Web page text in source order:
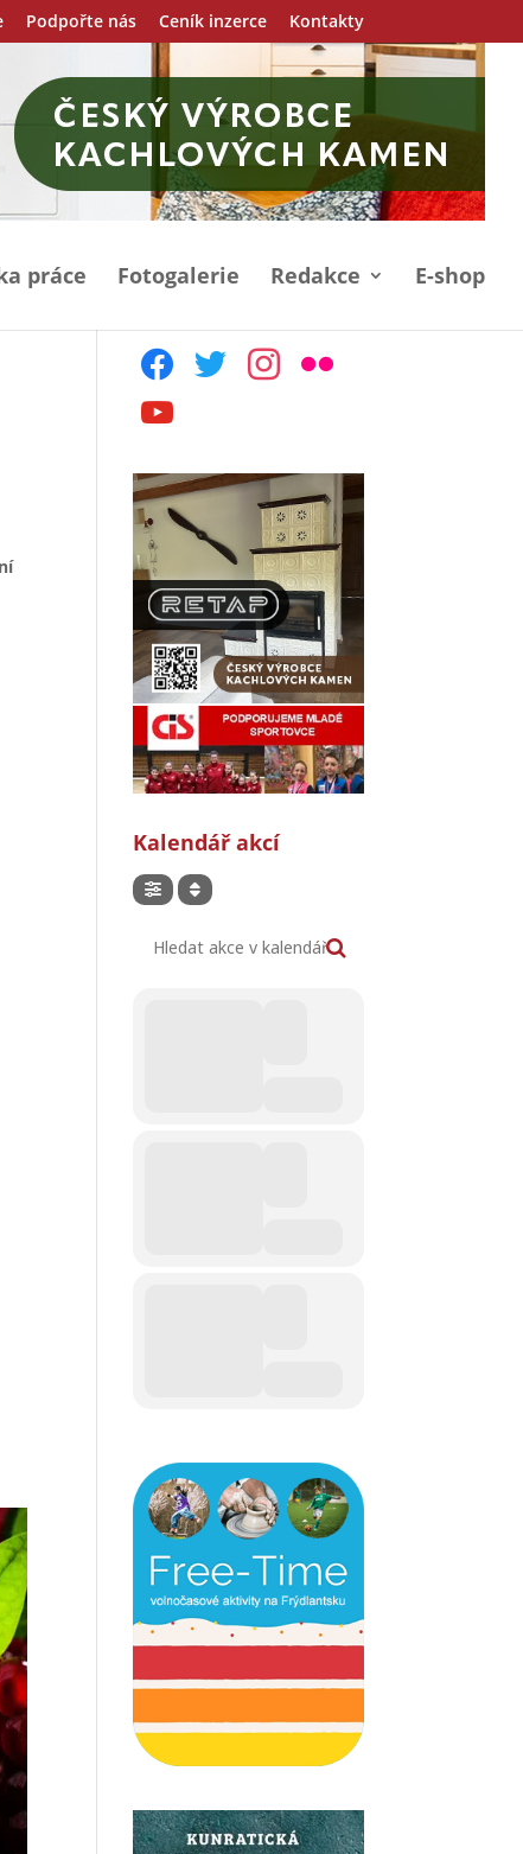
Podpořte nás Ceník inzerce Kontakty
práce Fotogalerie Redakce E-shop
facebooktwitter instagram
flickr
youtube
Kalendář akcí